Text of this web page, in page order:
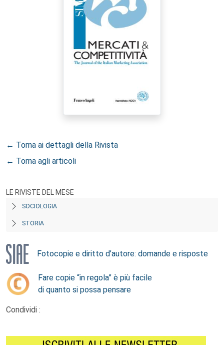
← Torna ai dettagli della Rivista
← Torna agli articoli
LE RIVISTE DEL MESE
SOCIOLOGIA
STORIA
Fotocopie e diritto d’autore: domande e risposte
Fare copie “in regola” è più facile
di quanto si possa pensare
Condividi :